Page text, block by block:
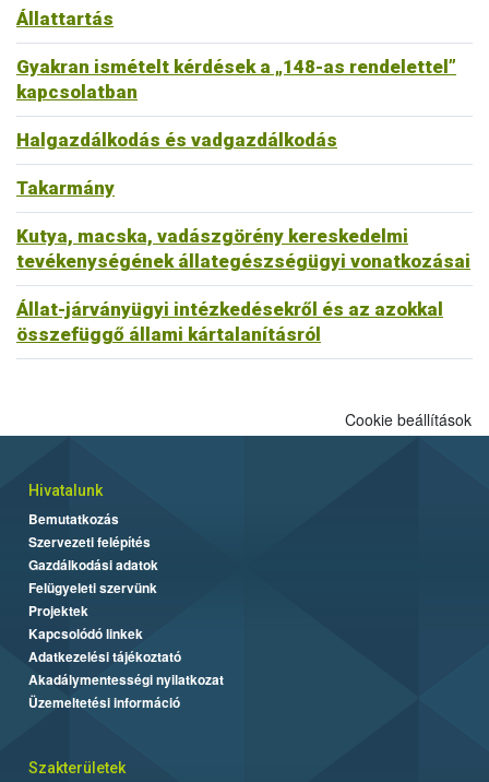
Állattartás
Gyakran ismételt kérdések a „148-as rendelettel”
kapcsolatban
Halgazdálkodás és vadgazdálkodás
Takarmány
Kutya, macska, vadászgörény kereskedelmi
tevékenységének állategészségügyi vonatkozásai
Állat-járványügyi intézkedésekről és az azokkal
összefüggő állami kártalanításról
Cookie beállítások
Hivatalunk
Bemutatkozás
Szervezeti felépítés
Gazdálkodási adatok
Felügyeleti szervünk
Projektek
Kapcsolódó linkek
Adatkezelési tájékoztató
Akadálymentességi nyilatkozat
Üzemeltetési információ
Szakterületek